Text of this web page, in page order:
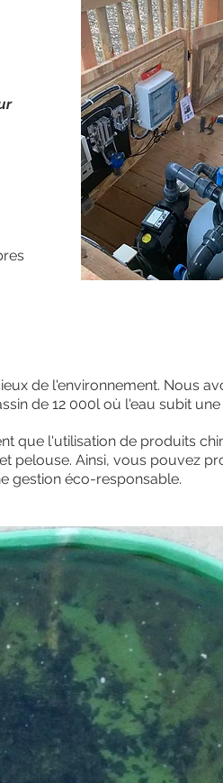
de l'environnement. Nous
de 12 000l où l'eau subit
que l'utilisation de produits
pelouse. Ainsi, vous pouvez
gestion éco-responsable.